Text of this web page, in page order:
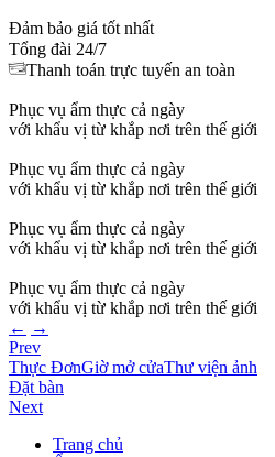
Đảm bảo giá tốt nhất
Tổng đài 24/7
Thanh toán trực tuyến an toàn
Phục vụ ẩm thực cả ngày
với khẩu vị từ khắp nơi trên thế giới
Phục vụ ẩm thực cả ngày
với khẩu vị từ khắp nơi trên thế giới
Phục vụ ẩm thực cả ngày
với khẩu vị từ khắp nơi trên thế giới
Phục vụ ẩm thực cả ngày
với khẩu vị từ khắp nơi trên thế giới
← →
Prev
Thực ĐơnGiờ mở cửaThư viện ảnh
Đặt bàn
Next
Trang chủ